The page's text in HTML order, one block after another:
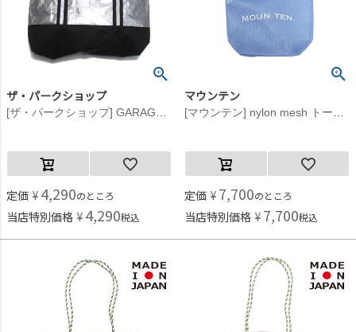
ザ・パークショップ
定価 ¥ 4,290のところ
当店特別価格 ¥ 4,290税込
マウンテン
定価 ¥ 7,700のところ
当店特別価格 ¥ 7,700税込